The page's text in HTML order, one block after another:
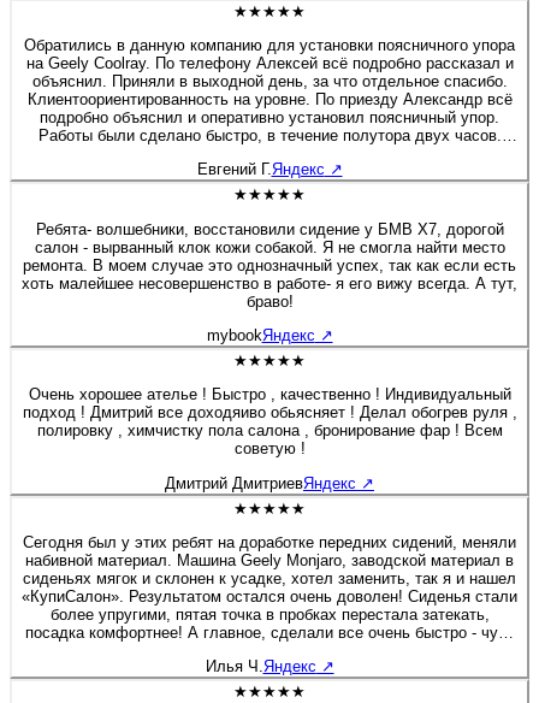
★★★★★
Обратились в данную компанию для установки поясничного упора
на Geely Coolray. По телефону Алексей всё подробно рассказал и
объяснил. Приняли в выходной день, за что отдельное спасибо.
Клиентоориентированность на уровне. По приезду Александр всё
подробно объяснил и оперативно установил поясничный упор.
Работы были сделано быстро, в течение полутора двух часов.
перешивом и модернизацией салона, детейлингом, то обязательно
обращусь в данную компанию. Алексей спасибо Вам и
Евгений Г.Яндекс ↗
★★★★★
Ребята- волшебники, восстановили сидение у БМВ Х7, дорогой
салон - вырванный клок кожи собакой. Я не смогла найти место
ремонта. В моем случае это однозначный успех, так как если есть
хоть малейшее несовершенство в работе- я его вижу всегда. А тут,
браво!
mybookЯндекс ↗
★★★★★
Очень хорошее ателье ! Быстро , качественно ! Индивидуальный
подход ! Дмитрий все доходяиво обьясняет ! Делал обогрев руля ,
полировку , химчистку пола салона , бронирование фар ! Всем
советую !
Дмитрий ДмитриевЯндекс ↗
★★★★★
Сегодня был у этих ребят на доработке передних сидений, меняли
набивной материал. Машина Geely Monjaro, заводской материал в
сиденьях мягок и склонен к усадке, хотел заменить, так я и нашел
«КупиСалон». Результатом остался очень доволен! Сиденья стали
более упругими, пятая точка в пробках перестала затекать,
посадка комфортнее! А главное, сделали все очень быстро - чуть
короткая экскурсия по производственным цехам. Действительно
люди «болеют» своим делом, а это редкость! Очень приятная
Илья Ч.Яндекс ↗
★★★★★